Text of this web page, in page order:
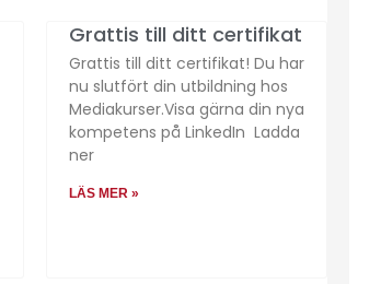
Grattis till ditt certifikat
Grattis till ditt certifikat! Du har
nu slutfört din utbildning hos
Mediakurser.Visa gärna din nya
kompetens på LinkedIn Ladda
ner
LÄS MER »